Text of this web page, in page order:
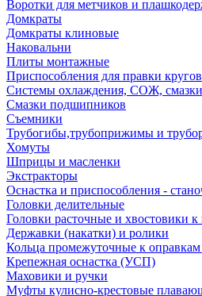
Воротки для метчиков и
Домкраты
Домкраты клиновые
Наковальни
Плиты монтажные
Приспособления для правки кругов
Системы охлаждения, СОЖ, смазки
Смазки подшипников
Съемники
Трубогибы,трубоприжимы и
Хомуты
Шприцы и масленки
Экстракторы
Оснастка и приспособления -
Головки делительные
Головки расточные и хвостовики
Державки (накатки) и ролики
Кольца промежуточные к оправкам
Крепежная оснастка (УСП)
Маховики и ручки
Муфты кулисно-крестовые